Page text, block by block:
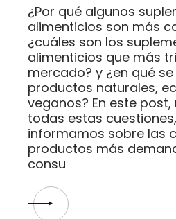
¿Por qué algunos
alimenticios son más
¿cuáles son los
alimenticios que más
mercado? y ¿en qué
productos naturales,
veganos? En este
todas estas
informamos sobre las
productos más
consu